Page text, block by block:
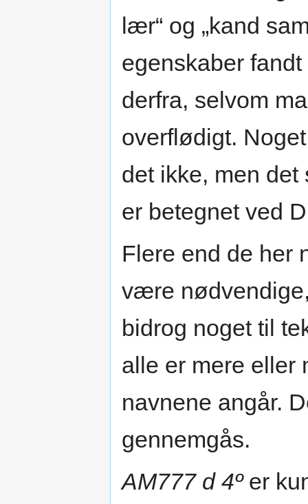
lær“ og „kand
egenskaber
derfra, selvom
overflødigt.
det ikke, men
er betegnet ved
Flere end de her
være
bidrog noget til
alle er mere eller
navnene angår.
gennemgås.
AM777 d 4ºer